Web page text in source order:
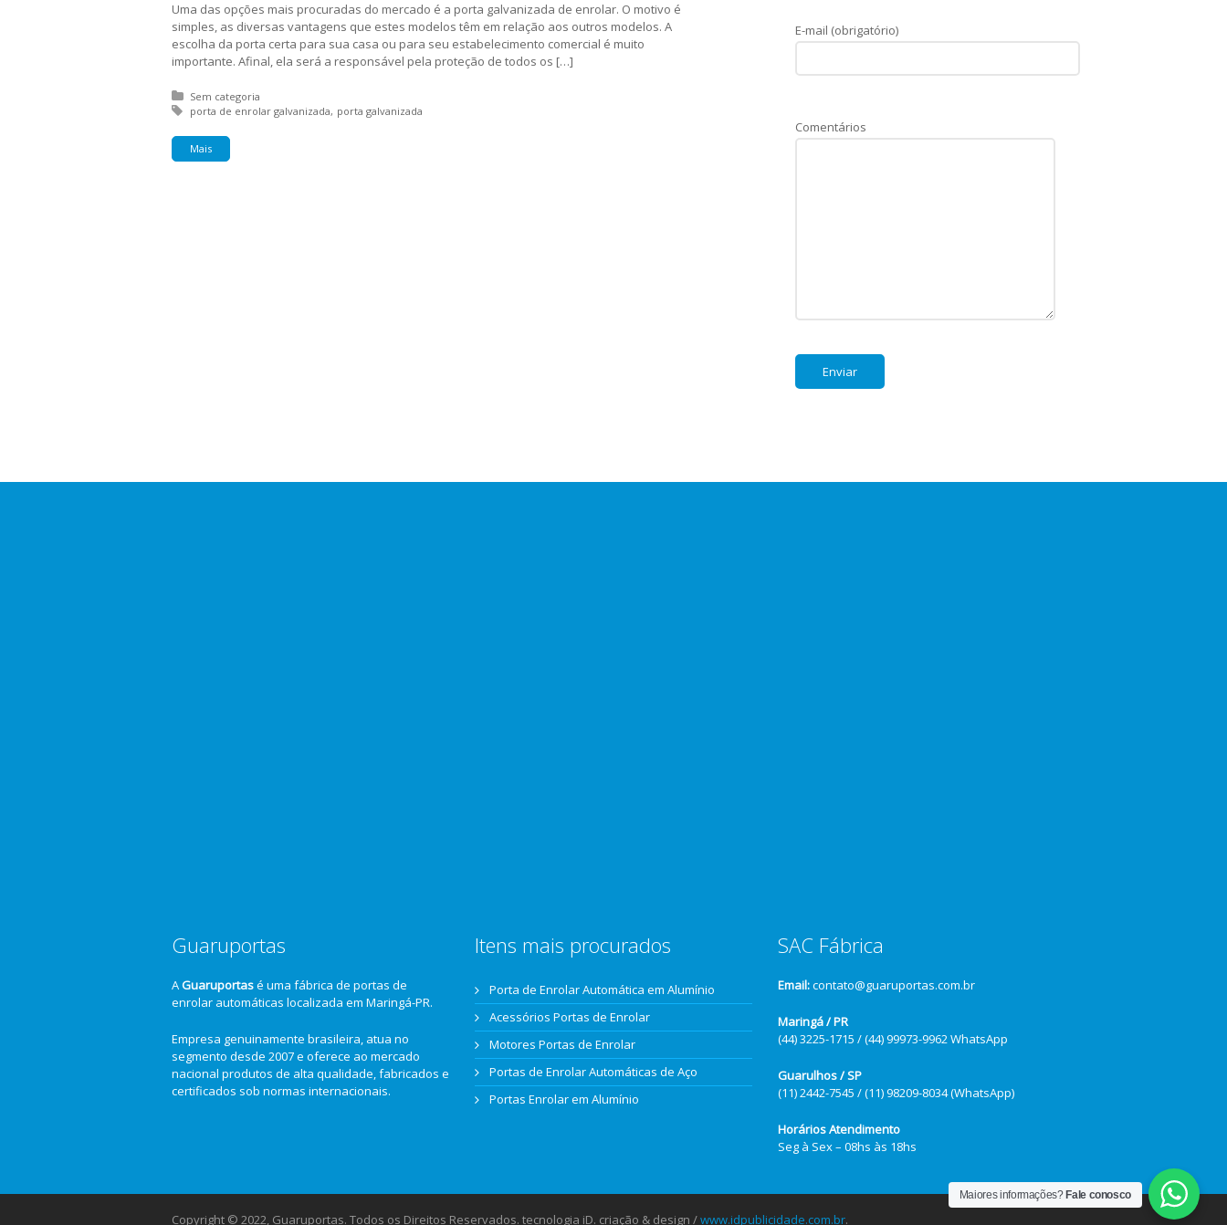
Uma das opções mais procuradas do mercado é a porta galvanizada de enrolar. O motivo é
simples, as diversas vantagens que estes modelos têm em relação aos outros modelos. A
escolha da porta certa para sua casa ou para seu estabelecimento comercial é muito
importante. Afinal, ela será a responsável pela proteção de todos os […]
Posted in:
Sem categoria
Tagged with:
porta de enrolar galvanizada porta galvanizada
Mais
E-mail (obrigatório)
Comentários
Guaruportas
AGuaruportasé uma fábrica de portas de
enrolar automáticas localizada em Maringá-PR.
Empresa genuinamente brasileira, atua no
segmento desde 2007 e oferece ao mercado
nacional produtos de alta qualidade, fabricados e
certificados sob normas internacionais.
Itens mais procurados
Porta de Enrolar Automática em Alumínio
Acessórios Portas de Enrolar
Motores Portas de Enrolar
Portas de Enrolar Automáticas de Aço
Portas Enrolar em Alumínio
SAC Fábrica
Email:contato@guaruportas.com.br
Maringá / PR
(44) 3225-1715 / (44) 99973-9962 WhatsApp
Guarulhos / SP
(11) 2442-7545 / (11) 98209-8034 (WhatsApp)
Horários Atendimento
Seg à Sex – 08hs às 18hs
Copyright © 2022, Guaruportas. Todos os Direitos Reservados. tecnologia iD. criação & design /www.idpublicidade.com.br.
Maiores informações? Fale conosco